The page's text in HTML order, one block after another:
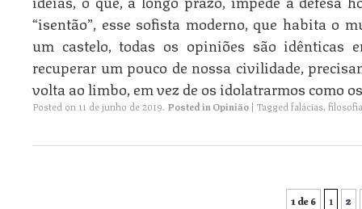
“isentão”, esse sofista moderno, que habita o
um castelo, todas os opiniões são idênticas
recuperar um pouco de nossa civilidade,
volta ao limbo, em vez de os idolatrarmos como
Posted on 11 de junho de 2019. Posted inOpinião | Taggedfalácias, filosofia
1 de 6 1 2